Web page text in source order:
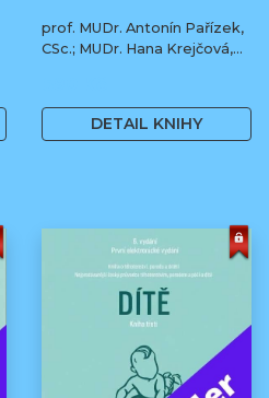
prof. MUDr. Antonín Pařízek,
CSc.; MUDr. Hana Krejčová,
DETAIL KNIHY